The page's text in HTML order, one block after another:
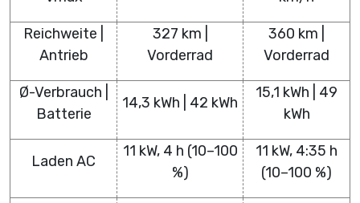
Reichweite |
Antrieb
327 km |
Vorderrad
360 km |
Vorderrad
Ø-Verbrauch |
Batterie
14,3 kWh | 42 kWh
15,1 kWh | 49
kWh
Laden AC
11 kW, 4 h (10–100
%)
11 kW, 4:35 h
(10–100 %)